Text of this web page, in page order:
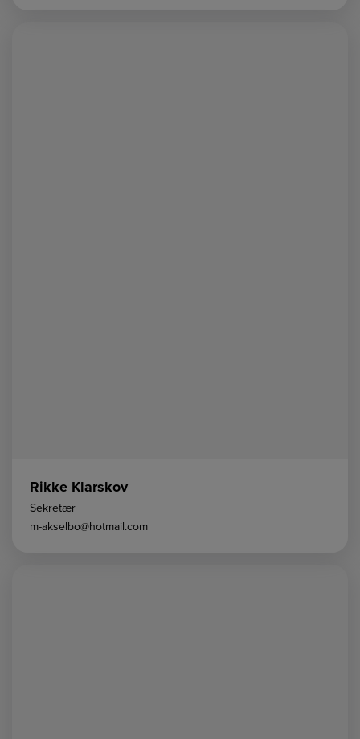
Rikke Klarskov
Sekretær
m-akselbo@hotmail.com